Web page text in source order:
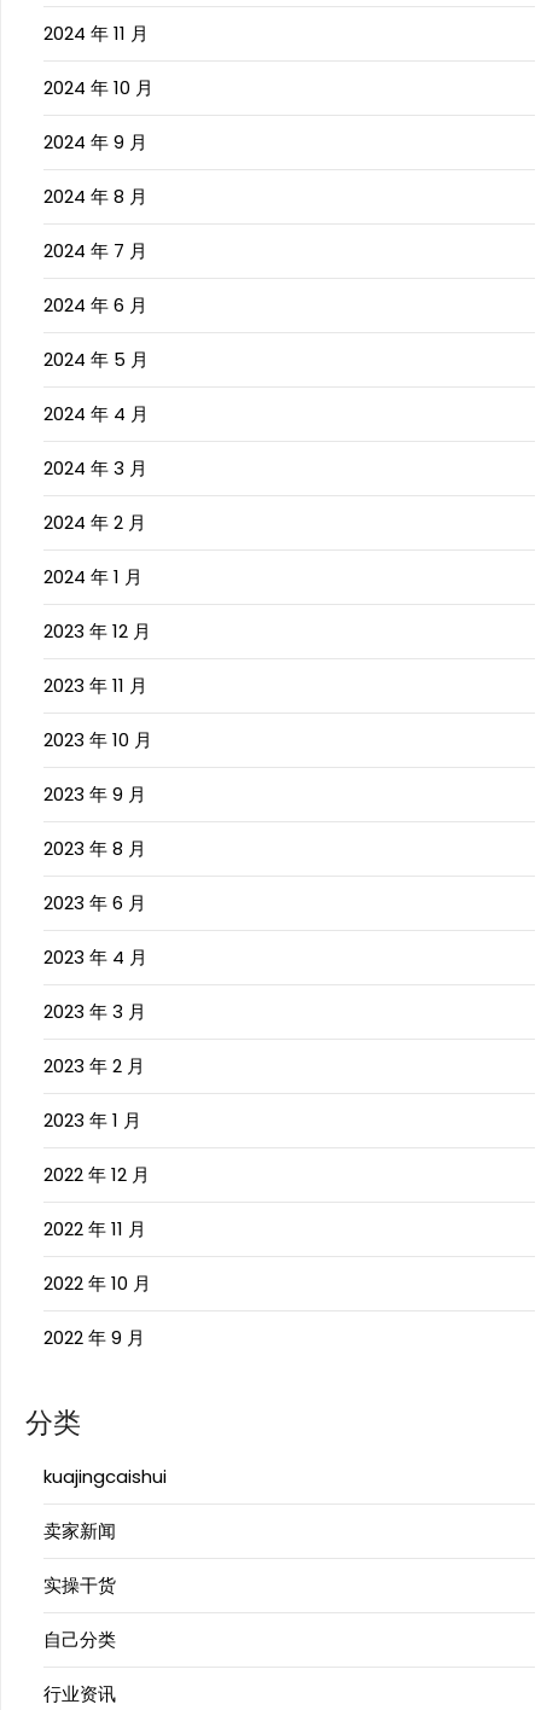
2024 年 11 月
2024 年 10 月
2024 年 9 月
2024 年 8 月
2024 年 7 月
2024 年 6 月
2024 年 5 月
2024 年 4 月
2024 年 3 月
2024 年 2 月
2024 年 1 月
2023 年 12 月
2023 年 11 月
2023 年 10 月
2023 年 9 月
2023 年 8 月
2023 年 6 月
2023 年 4 月
2023 年 3 月
2023 年 2 月
2023 年 1 月
2022 年 12 月
2022 年 11 月
2022 年 10 月
2022 年 9 月
分类
kuajingcaishui
卖家新闻
实操干货
自己分类
行业资讯